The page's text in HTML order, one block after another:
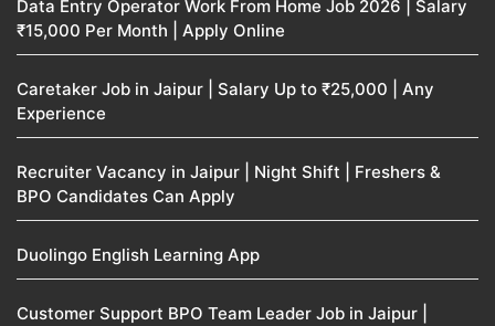
Data Entry Operator Work From Home Job 2026 | Salary
₹15,000 Per Month | Apply Online
Caretaker Job in Jaipur | Salary Up to ₹25,000 | Any
Experience
Recruiter Vacancy in Jaipur | Night Shift | Freshers &
BPO Candidates Can Apply
Duolingo English Learning App
Customer Support BPO Team Leader Job in Jaipur |